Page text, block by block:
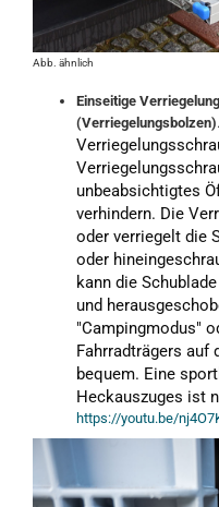
Abb. ähnlich
Einseitige
(Verriegelungsbolzen).
unbeabsichtigtes
verhindern. Die
oder verriegelt die
oder
kann die
und
"Campingmodus"
Fahrradträgers auf
bequem. Eine
Heckauszuges ist
https://youtu.be/